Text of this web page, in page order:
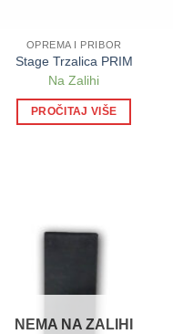
OPREMA I PRIBOR
Stage Trzalica PRIM
Na Zalihi
PROČITAJ VIŠE
NEMA NA ZALIHI